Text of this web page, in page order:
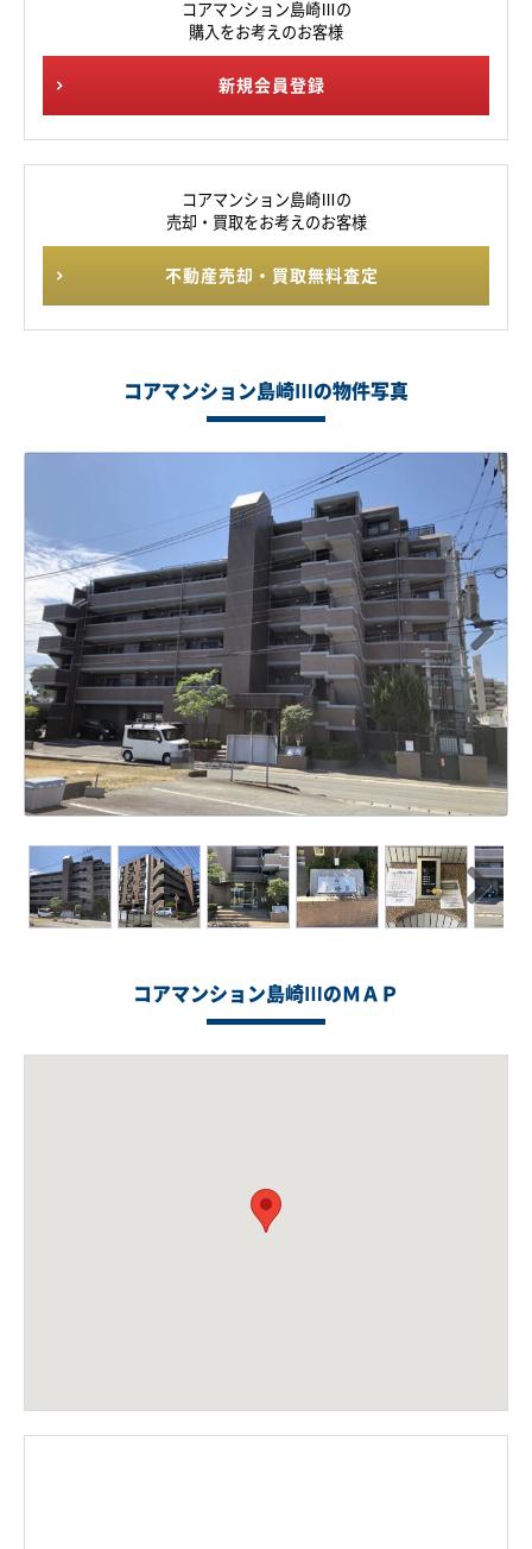
コアマンション島崎Ⅲの
購入をお考えのお客様
新規会員登録
コアマンション島崎Ⅲの
売却・買取をお考えのお客様
不動産売却・買取無料査定
コアマンション島崎Ⅲの物件写真
Next
Next
コアマンション島崎ⅢのＭＡＰ